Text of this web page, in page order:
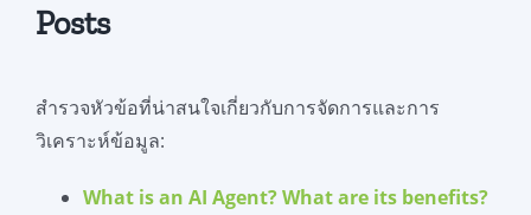
Posts
สำรวจหัวข้อที่น่าสนใจเกี่ยวกับการจัดการและการ
วิเคราะห์ข้อมูล:
What is an AI Agent? What are its benefits?